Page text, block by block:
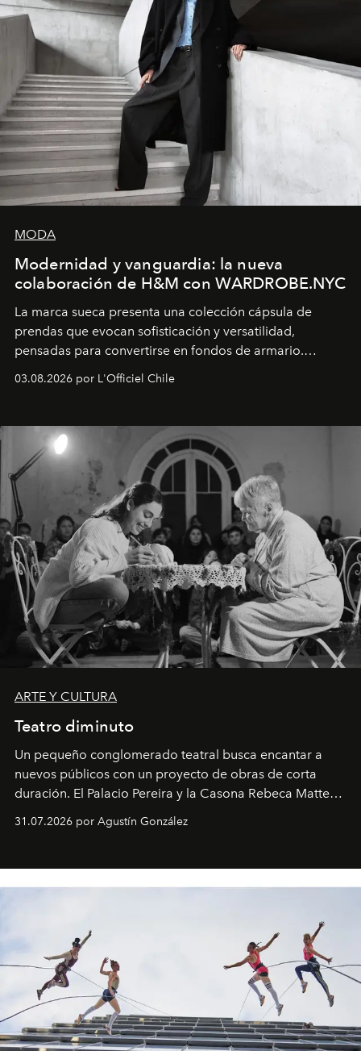
MODA
Modernidad y vanguardia: la nueva
colaboración de H&M con WARDROBE.NYC
La marca sueca presenta una colección cápsula de
prendas que evocan sofisticación y versatilidad,
pensadas para convertirse en fondos de armario.
Disponible en Chile desde el 6 de agosto.
03.08.2026 por L'Officiel Chile
ARTE Y CULTURA
Teatro diminuto
Un pequeño conglomerado teatral busca encantar a
nuevos públicos con un proyecto de obras de corta
duración. El Palacio Pereira y la Casona Rebeca Matte
son algunos de los lugares que han albergado estas
miniobras. Sus puestas en escena son limpias; ponen el
31.07.2026 por Agustín González